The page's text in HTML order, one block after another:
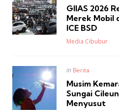
GIIAS 2026
Merek Mobil
ICE BSD
Posted
Media Cibubur
Posted
in Berita
Musim
Sungai
Menyusut